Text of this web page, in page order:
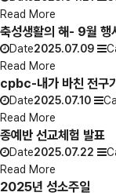
Read More
축성생활의 해- 9월 행
Date2025.07.09
Read More
cpbc-내가 바친 전구
Date2025.07.10
Read More
종예반 선교체험 발표
Date2025.07.22
Read More
2025년 성소주일